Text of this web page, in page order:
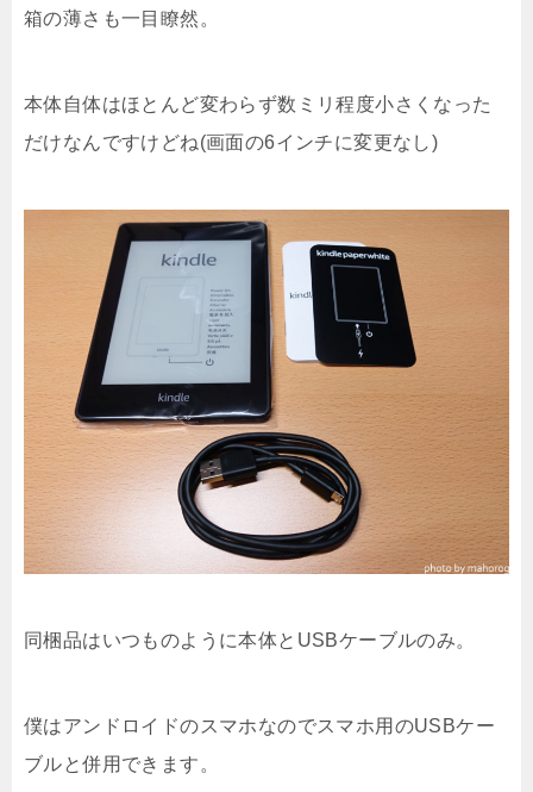
箱の薄さも一目瞭然。
本体自体はほとんど変わらず数ミリ程度小さくなった
だけなんですけどね(画面の6インチに変更なし)
同梱品はいつものように本体とUSBケーブルのみ。
僕はアンドロイドのスマホなのでスマホ用のUSBケー
ブルと併用できます。